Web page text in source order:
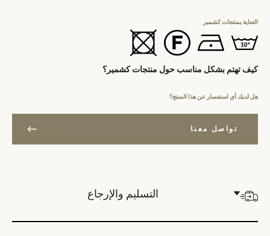
العناية بمنتجات كشمير
كيف تهتم بشكل مناسب حول منتجات كشمير؟
هل لديك أي استفسار عن هذا المنتج؟
تواصل معنا
التسليم والإرجاع